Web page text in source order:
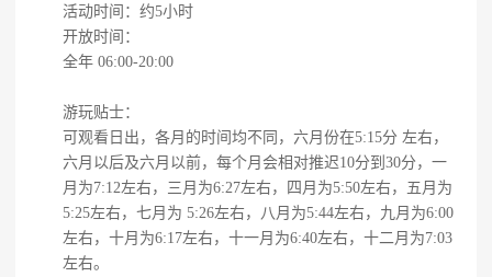
活动时间：约5小时
开放时间：
全年 06:00-20:00
游玩贴士：
可观看日出，各月的时间均不同，六月份在5:15分 左右，
六月以后及六月以前，每个月会相对推迟10分到30分，一
月为7:12左右，三月为6:27左右，四月为5:50左右，五月为
5:25左右，七月为 5:26左右，八月为5:44左右，九月为6:00
左右，十月为6:17左右，十一月为6:40左右，十二月为7:03
左右。